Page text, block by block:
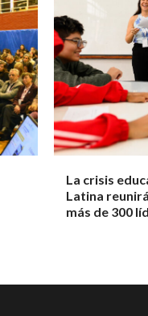
La crisis
Latina
más de 300